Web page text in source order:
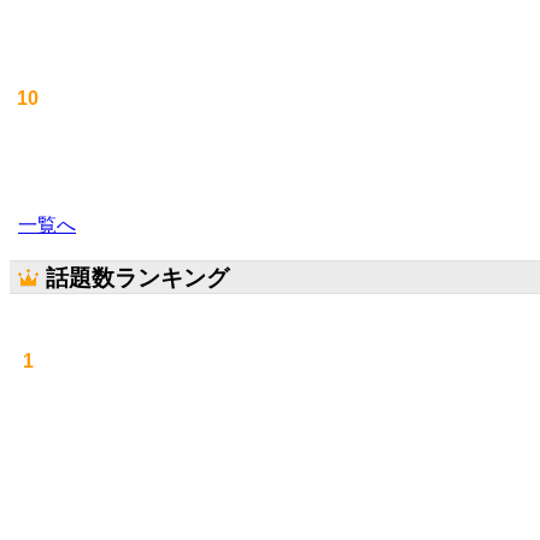
10
一覧へ
話題数ランキング
1